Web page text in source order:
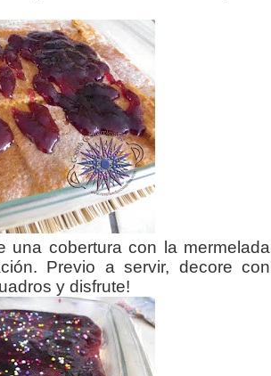
una cobertura con la mermelada
Previo a servir, decore con
y disfrute!